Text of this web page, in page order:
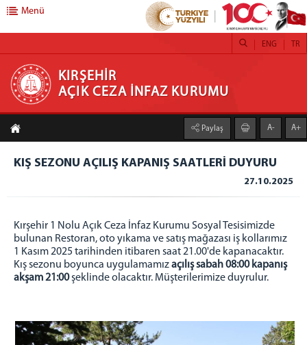
KIRŞEHİR AÇIK CEZA İNFAZ KURUMU
ANASAYFA
HAKKIMIZDA
KURUMUMUZ
EĞİTİM BİRİMİ
SAĞLIK BİRİMİ
PSİKO-SOSYAL SERVİS
İŞYURDU FAALİYETLERİ
KURUM SOSYAL TESİSİ
AY YILDIZ KAFE
HALKA AÇIK SATIŞ MAĞAZASI
Menü
KIRŞEHİR
AÇIK CEZA İNFAZ KURUMU
TR
ENG
Paylaş A- A+
KIŞ SEZONU AÇILIŞ KAPANIŞ SAATLERİ DUYURU
27.10.2025
Kırşehir 1 Nolu Açık Ceza İnfaz Kurumu Sosyal Tesisimizde
bulunan Restoran, oto yıkama ve satış mağazası iş kollarımız
1 Kasım 2025 tarihinden itibaren saat 21.00'de kapanacaktır.
Kış sezonu boyunca uygulamamızaçılış sabah 08:00 kapanış
akşam 21:00şeklinde olacaktır. Müşterilerimize duyrulur.